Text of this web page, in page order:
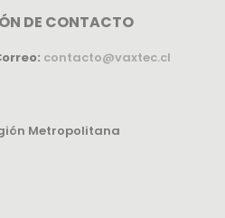
DE CONTACTO
contacto@vaxtec.cl
Metropolitana